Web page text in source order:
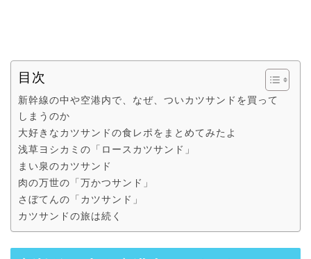
目次
新幹線の中や空港内で、なぜ、ついカツサンドを買って
しまうのか
大好きなカツサンドの食レポをまとめてみたよ
浅草ヨシカミの「ロースカツサンド」
まい泉のカツサンド
肉の万世の「万かつサンド」
さぼてんの「カツサンド」
カツサンドの旅は続く